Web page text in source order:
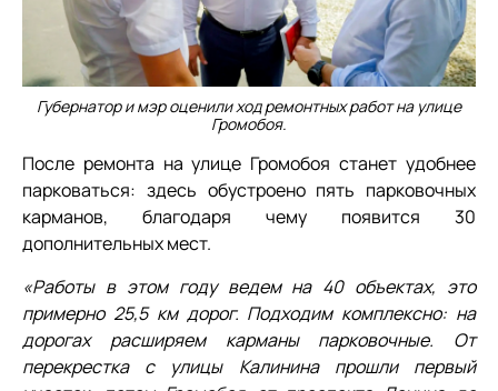
Губернатор и мэр оценили ход ремонтных работ на улице
Громобоя.
После ремонта на улице Громобоя станет удобнее
парковаться: здесь обустроено пять парковочных
карманов, благодаря чему появится 30
дополнительных мест.
«Работы в этом году ведем на 40 объектах, это
примерно 25,5 км дорог. Подходим комплексно: на
дорогах расширяем карманы парковочные. От
перекрестка с улицы Калинина прошли первый